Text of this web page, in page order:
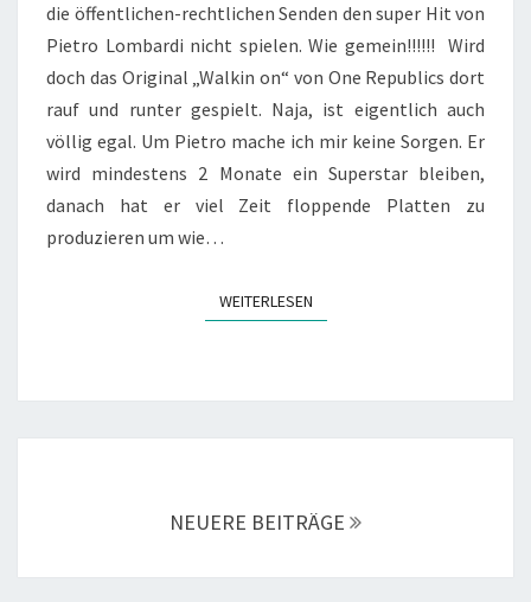
die öffentlichen-rechtlichen Senden den super Hit von
Pietro Lombardi nicht spielen. Wie gemein!!!!!! Wird
doch das Original „Walkin on“ von One Republics dort
rauf und runter gespielt. Naja, ist eigentlich auch
völlig egal. Um Pietro mache ich mir keine Sorgen. Er
wird mindestens 2 Monate ein Superstar bleiben,
danach hat er viel Zeit floppende Platten zu
produzieren um wie…
WEITERLESENWEITERLESEN
NEUERE BEITRÄGE